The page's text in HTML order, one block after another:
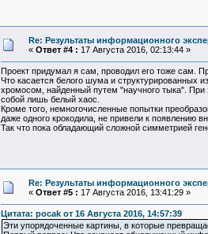
Re: Результаты информационного
« Ответ #4 : 17 Августа 2016, 02:13:44 »
Проект придумал я сам, проводил его тоже сам.
Что касается белого шума и структурированных
хромосом, найденный путем "научного тыка". При
собой лишь белый хаос.
Кроме того, немногочисленные попытки
даже одного крокодила, не привели к появлению
Так что пока обладающий сложной симметрией
Re: Результаты информационного
« Ответ #5 : 17 Августа 2016, 13:41:29 »
Цитата: pocak от 16 Августа 2016, 14:57:39
Эти упорядоченные картины, в которые